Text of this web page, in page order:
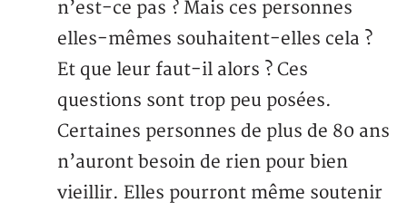
n’est-ce pas ? Mais ces personnes
elles-mêmes souhaitent-elles cela ?
Et que leur faut-il alors ? Ces
questions sont trop peu posées.
Certaines personnes de plus de 80 ans
n’auront besoin de rien pour bien
vieillir. Elles pourront même soutenir